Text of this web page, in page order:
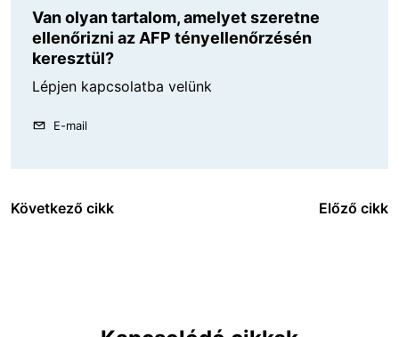
Van olyan tartalom, amelyet szeretne
ellenőrizni az AFP tényellenőrzésén
keresztül?
Lépjen kapcsolatba velünk
E-mail
Következő cikk Előző cikk